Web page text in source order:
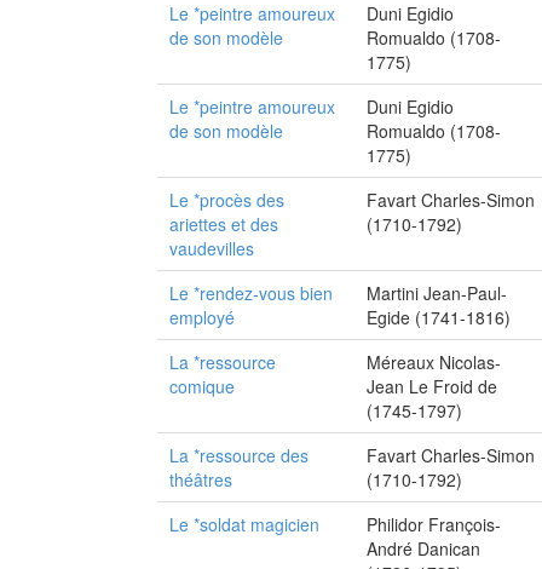
Le *peintre amoureux
de son modèle
Duni Egidio
Romualdo (1708-
1775)
Le *peintre amoureux
de son modèle
Duni Egidio
Romualdo (1708-
1775)
Le *procès des
ariettes et des
vaudevilles
Favart Charles-Simon
(1710-1792)
Le *rendez-vous bien
employé
Martini Jean-Paul-
Egide (1741-1816)
La *ressource
comique
Méreaux Nicolas-
Jean Le Froid de
(1745-1797)
La *ressource des
théâtres
Favart Charles-Simon
(1710-1792)
Le *soldat magicien
Philidor François-
André Danican